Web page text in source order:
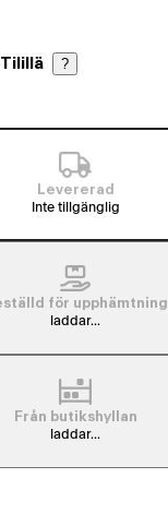
?
Levererad
Inte tillgänglig
för upphämtning
laddar...
Från butikshyllan
laddar...